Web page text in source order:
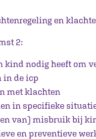
en
2:
kind nodig heeft om
in de icp
met klachten
in specifieke
van) misbruik bij
en preventieve